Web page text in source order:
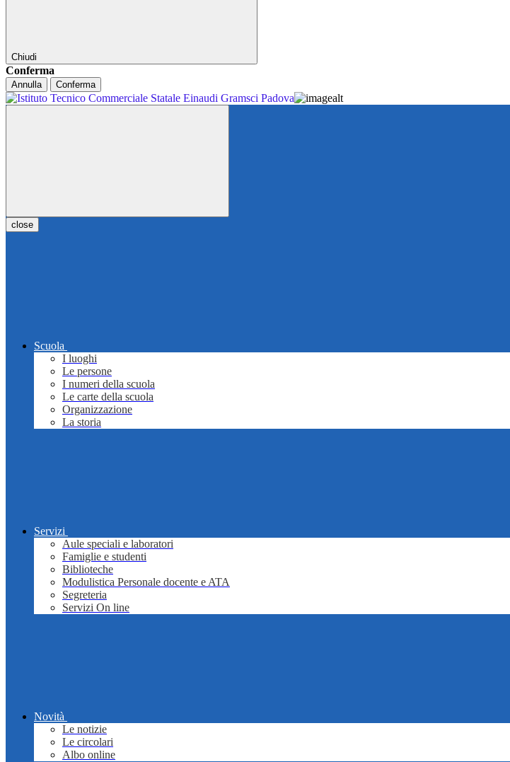
Chiudi
Conferma
Annulla Conferma
close
Scuola
I luoghi
Le persone
I numeri della scuola
Le carte della scuola
Organizzazione
La storia
Servizi
Aule speciali e laboratori
Famiglie e studenti
Biblioteche
Modulistica Personale docente e ATA
Segreteria
Servizi On line
Novità
Le notizie
Le circolari
Albo online